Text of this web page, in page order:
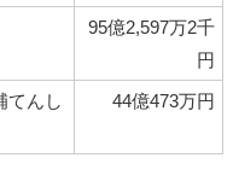
95億2,597万2千
円
てんし
44億473万円